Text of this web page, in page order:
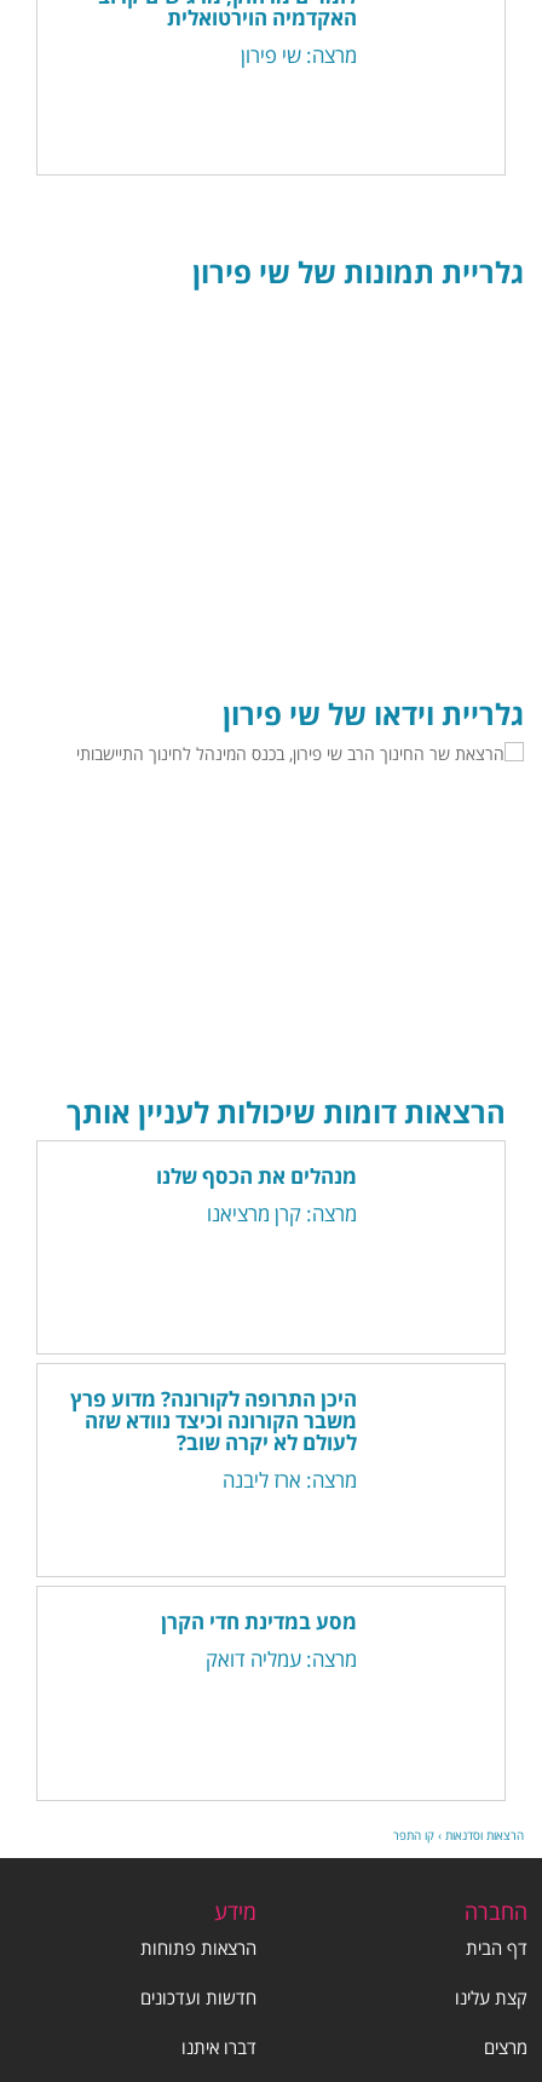
האקדמיה הוירטואלית
מרצה: שי פירון
גלריית תמונות של שי פירון
גלריית וידאו של שי פירון
הרצאות דומות שיכולות לעניין אותך
מנהלים את הכסף שלנו
מרצה: קרן מרציאנו
היכן התרופה לקורונה? מדוע פרץ
משבר הקורונה וכיצד נוודא שזה
לעולם לא יקרה שוב?
מרצה: ארז ליבנה
מסע במדינת חדי הקרן
מרצה: עמליה דואק
הרצאות וסדנאות › קו התפר
החברה
דף הבית
קצת עלינו
מרצים
מידע
הרצאות פתוחות
חדשות ועדכונים
דברו איתנו